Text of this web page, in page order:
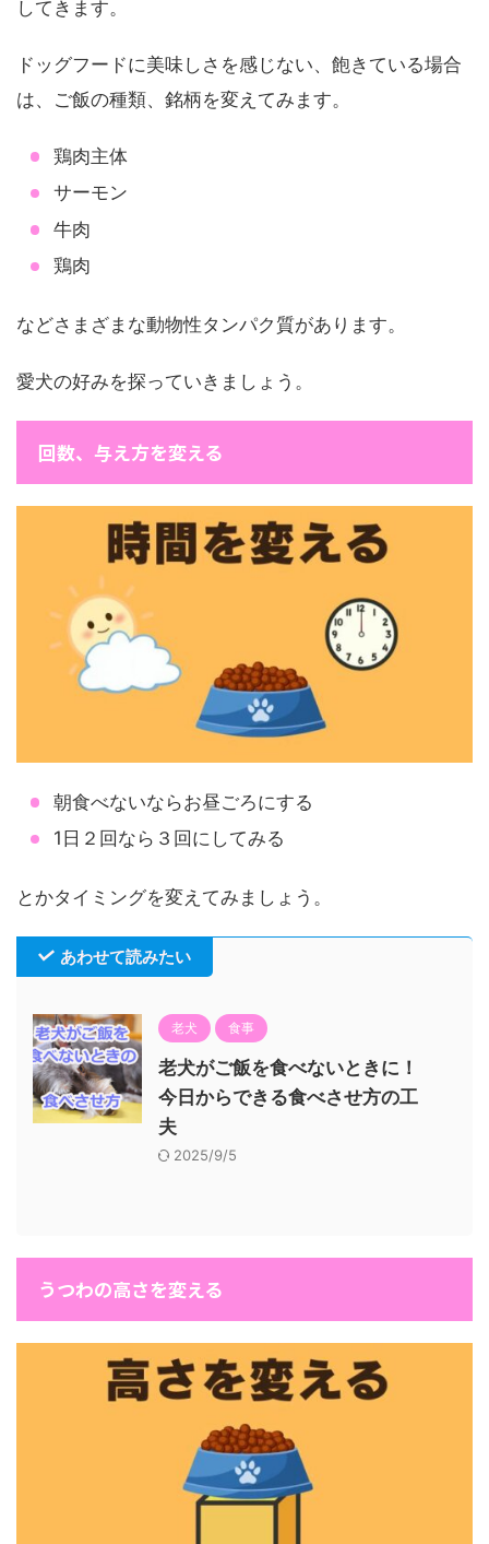
してきます。
ドッグフードに美味しさを感じない、飽きている場合
は、ご飯の種類、銘柄を変えてみます。
鶏肉主体
サーモン
牛肉
鶏肉
などさまざまな動物性タンパク質があります。
愛犬の好みを探っていきましょう。
回数、与え方を変える
朝食べないならお昼ごろにする
1日２回なら３回にしてみる
とかタイミングを変えてみましょう。
あわせて読みたい
老犬 食事
老犬がご飯を食べないときに！
今日からできる食べさせ方の工
夫
2025/9/5
うつわの高さを変える